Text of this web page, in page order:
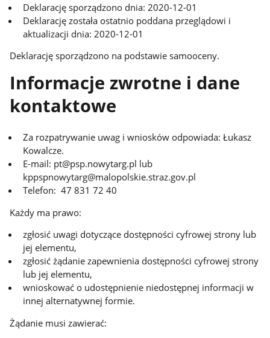
Deklarację sporządzono dnia: 2020-12-01
Deklarację została ostatnio poddana przeglądowi i
aktualizacji dnia: 2020-12-01
Deklarację sporządzono na podstawie samooceny.
Informacje zwrotne i dane
kontaktowe
Za rozpatrywanie uwag i wniosków odpowiada: Łukasz
Kowalcze.
E-mail: pt@psp.nowytarg.pl lub
kppspnowytarg@malopolskie.straz.gov.pl
Telefon: 47 831 72 40
Każdy ma prawo:
zgłosić uwagi dotyczące dostępności cyfrowej strony lub
jej elementu,
zgłosić żądanie zapewnienia dostępności cyfrowej strony
lub jej elementu,
wnioskować o udostępnienie niedostępnej informacji w
innej alternatywnej formie.
Żądanie musi zawierać: